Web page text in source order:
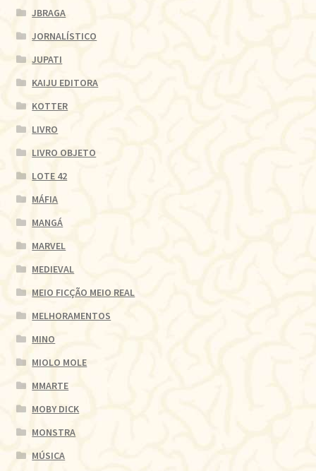
JBRAGA
JORNALÍSTICO
JUPATI
KAIJU EDITORA
KOTTER
LIVRO
LIVRO OBJETO
LOTE 42
MÁFIA
MANGÁ
MARVEL
MEDIEVAL
MEIO FICÇÃO MEIO REAL
MELHORAMENTOS
MINO
MIOLO MOLE
MMARTE
MOBY DICK
MONSTRA
MÚSICA